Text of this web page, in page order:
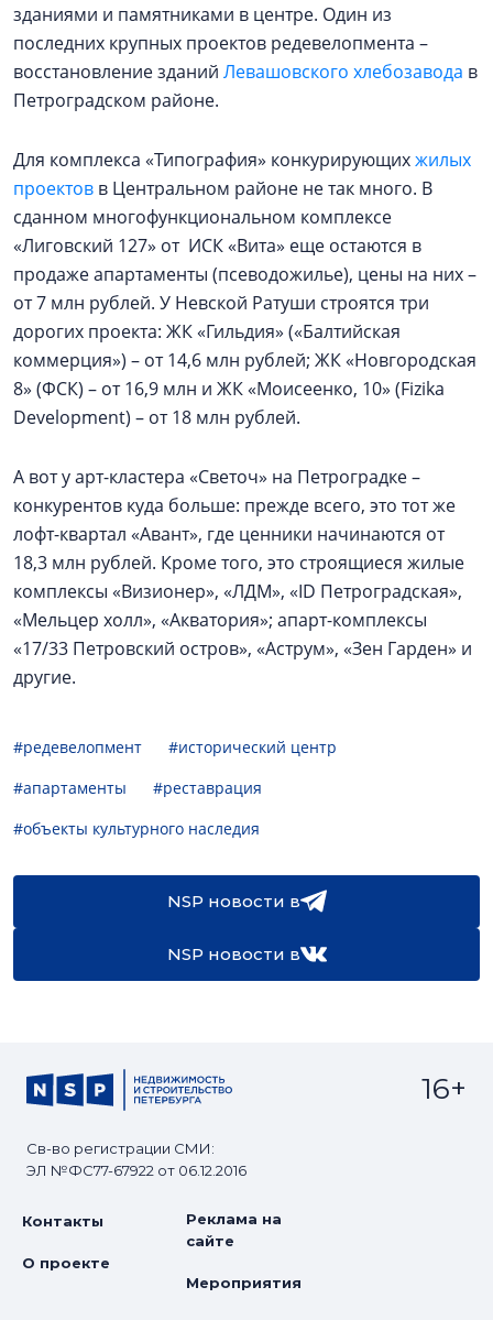
зданиями и памятниками в центре. Один из
последних крупных проектов редевелопмента –
восстановление зданий Левашовского хлебозавода в
Петроградском районе.
Для комплекса «Типография» конкурирующихжилых
проектов в Центральном районе не так много. В
сданном многофункциональном комплексе
«Лиговский 127» от ИСК «Вита» еще остаются в
продаже апартаменты (псеводожилье), цены на них –
от 7 млн рублей. У Невской Ратуши строятся три
дорогих проекта: ЖК «Гильдия» («Балтийская
коммерция») – от 14,6 млн рублей; ЖК «Новгородская
8» (ФСК) – от 16,9 млн и ЖК «Моисеенко, 10» (Fizika
Development) – от 18 млн рублей.
А вот у арт-кластера «Светоч» на Петроградке –
конкурентов куда больше: прежде всего, это тот же
лофт-квартал «Авант», где ценники начинаются от
18,3 млн рублей. Кроме того, это строящиеся жилые
комплексы «Визионер», «ЛДМ», «ID Петроградская»,
«Мельцер холл», «Акватория»; апарт-комплексы
«17/33 Петровский остров», «Аструм», «Зен Гарден» и
другие.
#редевелопмент
#исторический центр
#апартаменты
#реставрация
#объекты культурного наследия
NSP новости в
NSP новости в
Св-во регистрации СМИ:
ЭЛ №ФС77-67922 от 06.12.2016
16+
Контакты
О проекте
Реклама на
сайте
Мероприятия